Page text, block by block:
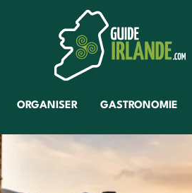
ORGANISER GASTRONOMIE